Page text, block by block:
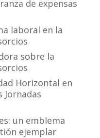
de expensas
laboral en la
sobre la
Horizontal en
un emblema
ejemplar